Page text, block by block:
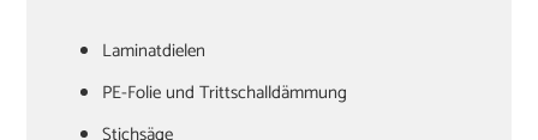
Laminatdielen
PE-Folie und Trittschalldämmung